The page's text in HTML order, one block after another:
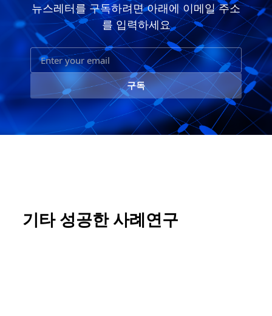
뉴스레터를 구독하려면 아래에 이메일 주소
를 입력하세요
구독
기타 성공한 사례연구